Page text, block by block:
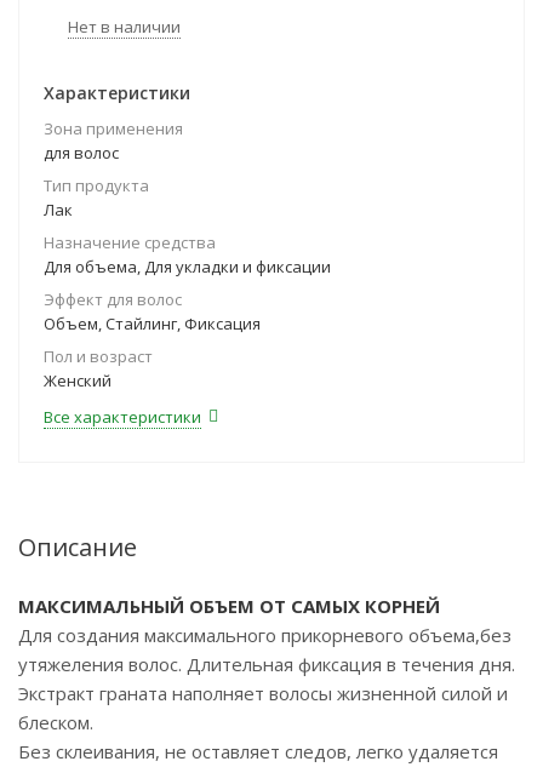
Нет в наличии
Характеристики
Зона применения
для волос
Тип продукта
Лак
Назначение средства
Для объема, Для укладки и фиксации
Эффект для волос
Объем, Стайлинг, Фиксация
Пол и возраст
Женский
Все характеристики
Описание
МАКСИМАЛЬНЫЙ ОБЪЕМ ОТ САМЫХ КОРНЕЙ
Для создания максимального прикорневого объема,без
утяжеления волос. Длительная фиксация в течения дня.
Экстракт граната наполняет волосы жизненной силой и
блеском.
Без склеивания, не оставляет следов, легко удаляется